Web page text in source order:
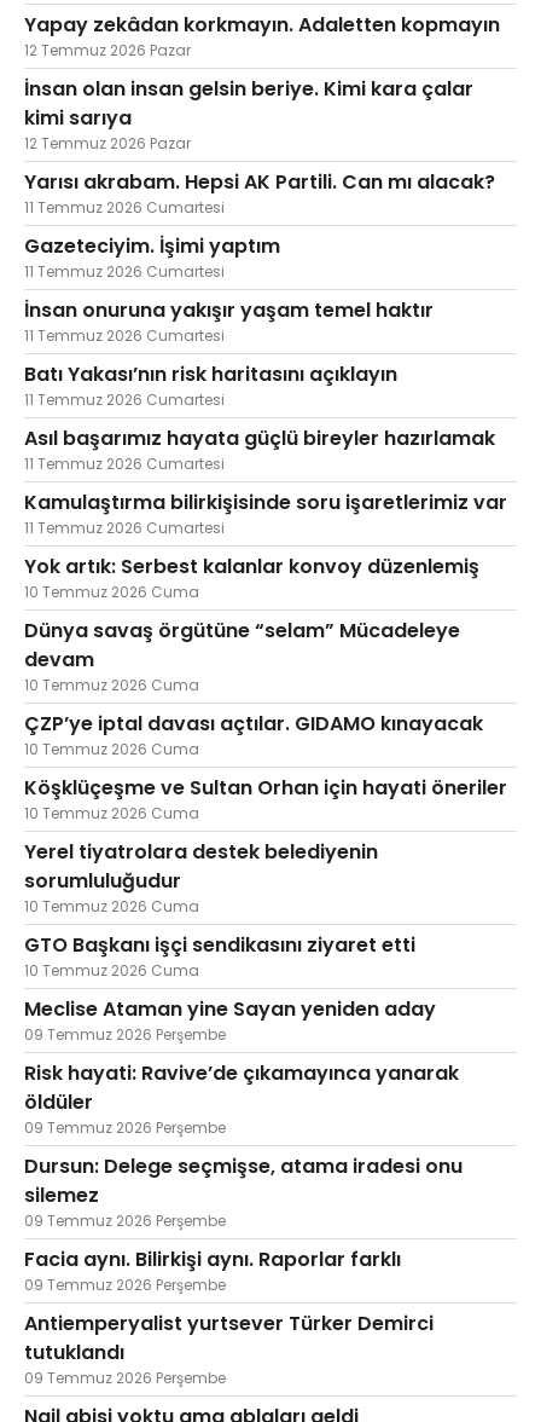
Yapay zekâdan korkmayın. Adaletten kopmayın
12 Temmuz 2026 Pazar
İnsan olan insan gelsin beriye. Kimi kara çalar
kimi sarıya
12 Temmuz 2026 Pazar
Yarısı akrabam. Hepsi AK Partili. Can mı alacak?
11 Temmuz 2026 Cumartesi
Gazeteciyim. İşimi yaptım
11 Temmuz 2026 Cumartesi
İnsan onuruna yakışır yaşam temel haktır
11 Temmuz 2026 Cumartesi
Batı Yakası’nın risk haritasını açıklayın
11 Temmuz 2026 Cumartesi
Asıl başarımız hayata güçlü bireyler hazırlamak
11 Temmuz 2026 Cumartesi
Kamulaştırma bilirkişisinde soru işaretlerimiz var
11 Temmuz 2026 Cumartesi
Yok artık: Serbest kalanlar konvoy düzenlemiş
10 Temmuz 2026 Cuma
Dünya savaş örgütüne “selam” Mücadeleye
devam
10 Temmuz 2026 Cuma
ÇZP’ye iptal davası açtılar. GIDAMO kınayacak
10 Temmuz 2026 Cuma
Köşklüçeşme ve Sultan Orhan için hayati öneriler
10 Temmuz 2026 Cuma
Yerel tiyatrolara destek belediyenin
sorumluluğudur
10 Temmuz 2026 Cuma
GTO Başkanı işçi sendikasını ziyaret etti
10 Temmuz 2026 Cuma
Meclise Ataman yine Sayan yeniden aday
09 Temmuz 2026 Perşembe
Risk hayati: Ravive’de çıkamayınca yanarak
öldüler
09 Temmuz 2026 Perşembe
Dursun: Delege seçmişse, atama iradesi onu
silemez
09 Temmuz 2026 Perşembe
Facia aynı. Bilirkişi aynı. Raporlar farklı
09 Temmuz 2026 Perşembe
Antiemperyalist yurtsever Türker Demirci
tutuklandı
09 Temmuz 2026 Perşembe
Nail abisi yoktu ama ablaları geldi